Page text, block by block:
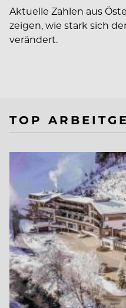
Aktuelle Zahlen aus
zeigen, wie stark sich
verändert.
TOP